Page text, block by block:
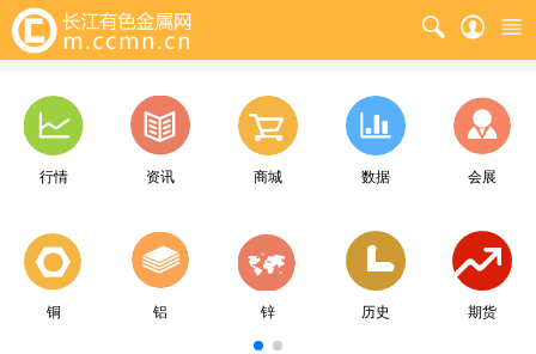
行情 资讯 商城 数据 会展
铜 铝 锌 历史 期货